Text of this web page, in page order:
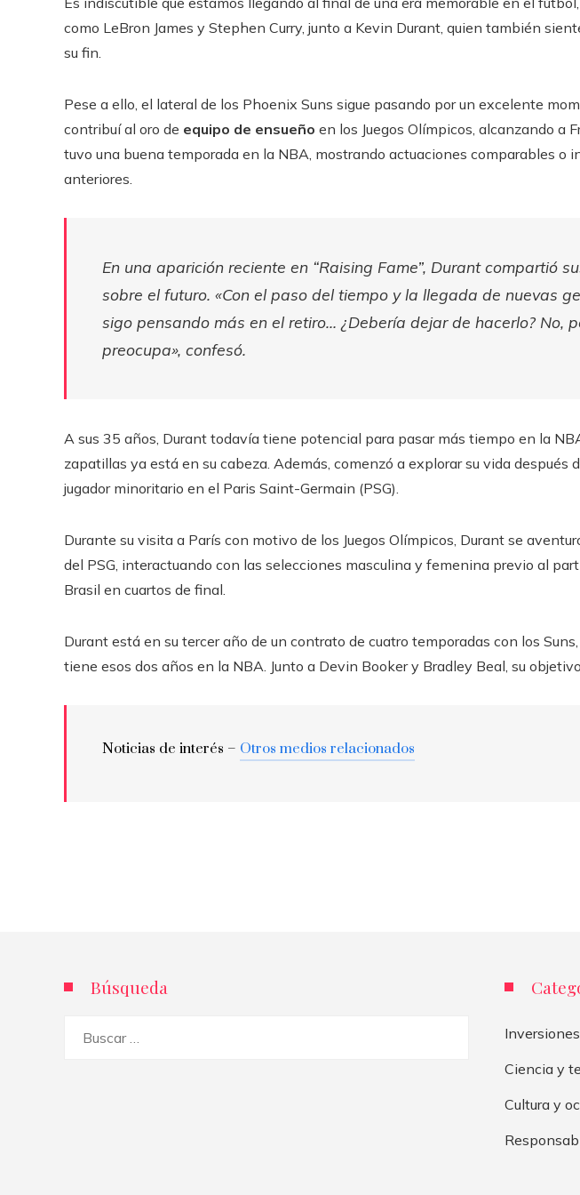
como LeBron James y Stephen Curry, junto a Kevin Durant, quien también
su fin.
Pese a ello, el lateral de los Phoenix Suns sigue pasando por un excelente
contribuí al oro de equipo de ensueño en los Juegos Olímpicos, alcanzando a
tuvo una buena temporada en la NBA, mostrando actuaciones comparables o
anteriores.
En una aparición reciente en “Raising Fame”, Durant compartió
sobre el futuro. «Con el paso del tiempo y la llegada de nuevas
sigo pensando más en el retiro… ¿Debería dejar de hacerlo? No,
preocupa», confesó.
A sus 35 años, Durant todavía tiene potencial para pasar más tiempo en la
zapatillas ya está en su cabeza. Además, comenzó a explorar su vida después
jugador minoritario en el Paris Saint-Germain (PSG).
Durante su visita a París con motivo de los Juegos Olímpicos, Durant se
del PSG, interactuando con las selecciones masculina y femenina previo al
Brasil en cuartos de final.
Durant está en su tercer año de un contrato de cuatro temporadas con los
tiene esos dos años en la NBA. Junto a Devin Booker y Bradley Beal, su
Noticias de interés – Otros medios relacionados
Búsqueda
Ciencia y
Cultura y